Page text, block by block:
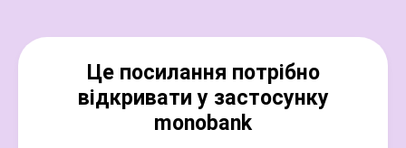
Це посилання потрібно
відкривати у застосунку
monobank